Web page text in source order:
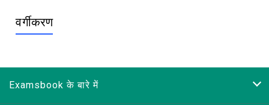
वर्गीकरण
Examsbook के बारे में